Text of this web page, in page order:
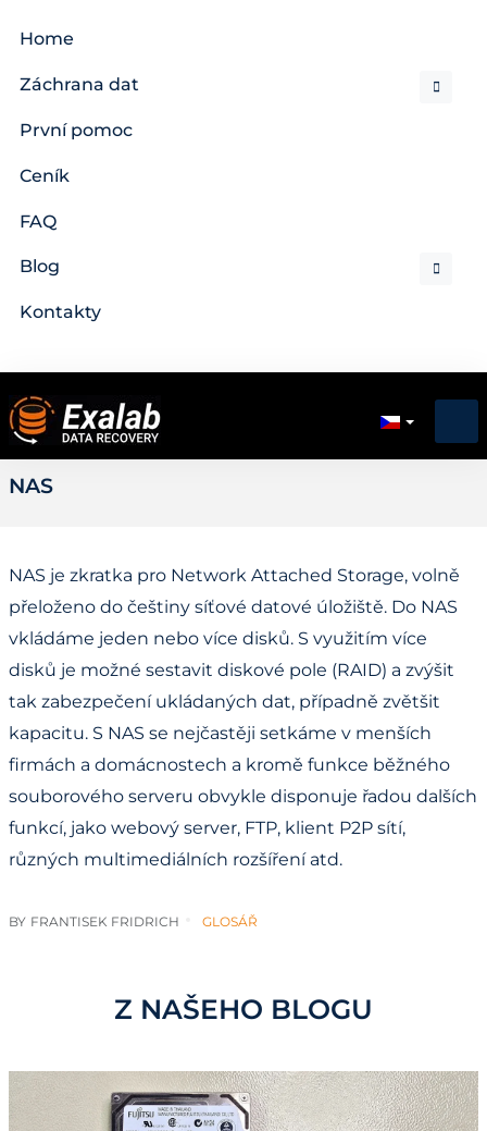
Home
Záchrana dat
První pomoc
Ceník
FAQ
Blog
Kontakty
NAS
NAS je zkratka pro Network Attached Storage, volně
přeloženo do češtiny síťové datové úložiště. Do NAS
vkládáme jeden nebo více disků. S využitím více
disků je možné sestavit diskové pole (RAID) a zvýšit
tak zabezpečení ukládaných dat, případně zvětšit
kapacitu. S NAS se nejčastěji setkáme v menších
firmách a domácnostech a kromě funkce běžného
souborového serveru obvykle disponuje řadou dalších
funkcí, jako webový server, FTP, klient P2P sítí,
různých multimediálních rozšíření atd.
BY FRANTISEK FRIDRICH GLOSÁŘ
Z NAŠEHO BLOGU